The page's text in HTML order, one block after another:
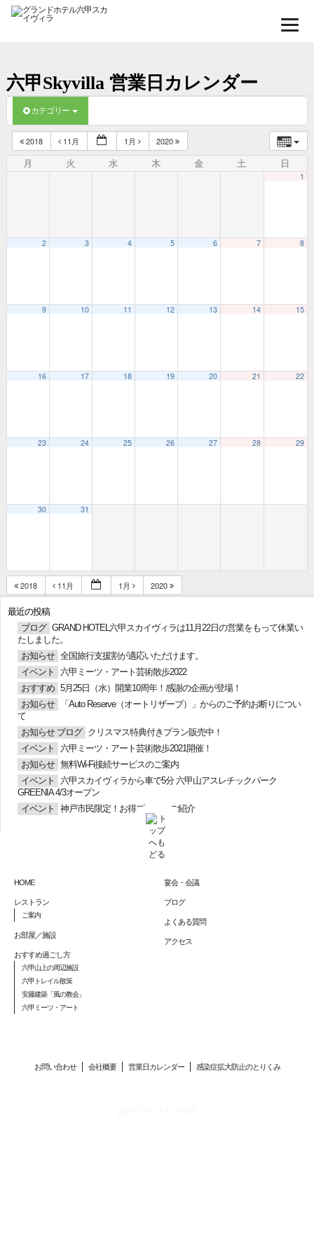
六甲Skyvilla 営業日カレンダー
カテゴリー
2018 11月 1月 2020
月 火 水 木 金 土 日
1
2 3 4 5 6 7 8
9 10 11 12 13 14 15
16 17 18 19 20 21 22
23 24 25 26 27 28 29
30 31
2018 11月 1月 2020
最近の投稿
ブログ GRAND HOTEL六甲スカイヴィラは11月22日の営業をもって休業い
たしました。
お知らせ 全国旅行支援割が適応いただけます。
イベント
六甲ミーツ・アート芸術散歩2022
おすすめ 5月25日（水）開業10周年！感謝の企画が登場！
お知らせ
「Auto Reserve（オートリザーブ）」からのご予約お断りについ
て
お知らせ ブログ
クリスマス特典付きプラン販売中！
イベント
六甲ミーツ・アート芸術散歩2021開催！
お知らせ 無料Wi-Fi接続サービスのご案内
イベント
六甲スカイヴィラから車で5分 六甲山アスレチックパーク
GREENIA 4/3オープン
イベント
神戸市民限定！お得プランのご紹介
HOME
レストラン
ご案内
お部屋／施設
おすすめ過ごし方
六甲山上の周辺施設
六甲トレイル散策
安藤建築「風の教会」
六甲ミーツ・アート
宴会・会議
ブログ
よくある質問
アクセス
お問い合わせ 会社概要 営業日カレンダー 感染症拡大防止のとりくみ